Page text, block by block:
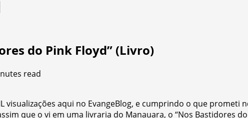
do Pink Floyd” (Livro)
read
visualizações aqui no EvangeBlog, e cumprindo o que prometi
que o vi em uma livraria do Manauara, o “Nos Bastidores